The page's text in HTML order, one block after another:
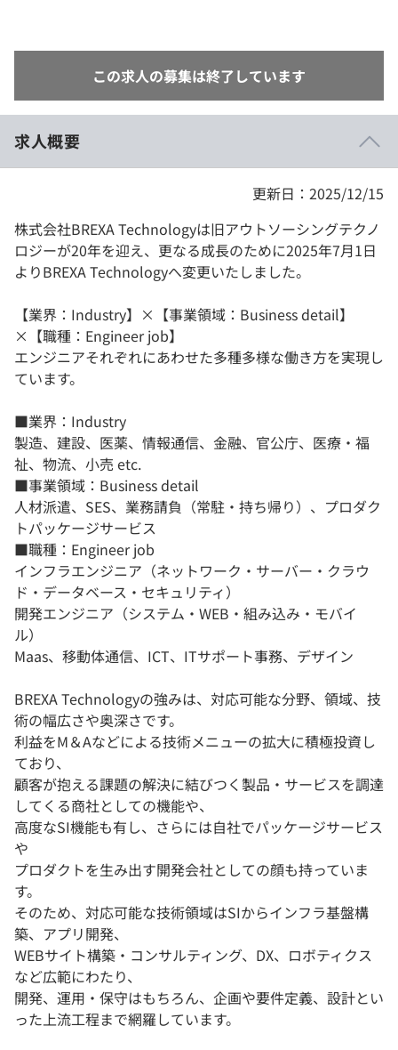
この求人の募集は終了しています
求人概要
更新日：2025/12/15
株式会社BREXA Technologyは旧アウトソーシングテクノ
ロジーが20年を迎え、更なる成長のために2025年7月1日
よりBREXA Technologyへ変更いたしました。
【業界：Industry】×【事業領域：Business detail】
×【職種：Engineer job】
エンジニアそれぞれにあわせた多種多様な働き方を実現し
ています。
■業界：Industry
製造、建設、医薬、情報通信、金融、官公庁、医療・福
祉、物流、小売 etc.
■事業領域：Business detail
人材派遣、SES、業務請負（常駐・持ち帰り）、プロダク
トパッケージサービス
■職種：Engineer job
インフラエンジニア（ネットワーク・サーバー・クラウ
ド・データベース・セキュリティ）
開発エンジニア（システム・WEB・組み込み・モバイ
ル）
Maas、移動体通信、ICT、ITサポート事務、デザイン
BREXA Technologyの強みは、対応可能な分野、領域、技
術の幅広さや奥深さです。
利益をM＆Aなどによる技術メニューの拡大に積極投資し
ており、
顧客が抱える課題の解決に結びつく製品・サービスを調達
してくる商社としての機能や、
高度なSI機能も有し、さらには自社でパッケージサービス
や
プロダクトを生み出す開発会社としての顔も持っていま
す。
そのため、対応可能な技術領域はSIからインフラ基盤構
築、アプリ開発、
WEBサイト構築・コンサルティング、DX、ロボティクス
など広範にわたり、
開発、運用・保守はもちろん、企画や要件定義、設計とい
った上流工程まで網羅しています。